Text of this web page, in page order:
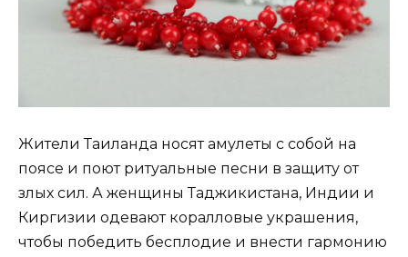
Жители Таиланда носят амулеты с собой на
поясе и поют ритуальные песни в защиту от
злых сил. А женщины Таджикистана, Индии и
Киргизии одевают коралловые украшения,
чтобы победить бесплодие и внести гармонию